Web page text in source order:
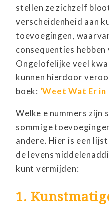
stellen ze zichzelf
verscheidenheid aan
toevoegingen,
consequenties
Ongelofelijke veel
kunnen hierdoor
boek: ‘Weet Wat Er
Welke e nummers zijn
sommige
andere. Hier is een
de
kunt vermijden:
1.